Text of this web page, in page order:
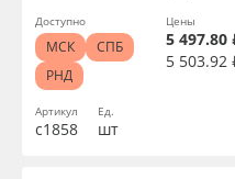
Артикул
с1858
Ед.
шт
Цены
5 497.80
5 503.92
Доступно
МСК
СПБ
РНД